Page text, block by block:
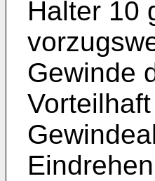
Halter 10
Gewinde